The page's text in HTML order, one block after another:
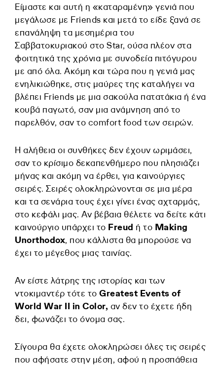
Είμαστε και αυτή η «καταραμένη» γενιά που
μεγάλωσε με Friends και μετά το είδε ξανά σε
επανάληψη τα μεσημέρια του
Σαββατοκυριακού στο Star, ούσα πλέον στα
φοιτητικά της χρόνια με συνοδεία πιτόγυρου
με από όλα. Ακόμη και τώρα που η γενιά μας
ενηλικιώθηκε, στις μαύρες της καταλήγει να
βλέπει Friends με μια σακούλα πατατάκια ή ένα
κουβά παγωτό, σαν μια ανάμνηση από το
παρελθόν, σαν το comfort food των σειρών.
Η αλήθεια οι συνθήκες δεν έχουν ωριμάσει,
σαν το κρίσιμο δεκαπενθήμερο που πλησιάζει
μήνας και ακόμη να έρθει, για καινούργιες
σειρές. Σειρές ολοκληρώνονται σε μια μέρα
και τα σενάρια τους έχει γίνει ένας αχταρμάς,
στο κεφάλι μας. Αν βέβαια θέλετε να δείτε κάτι
καινούργιο υπάρχει το Freud ή το Making
Unorthodox, που κάλλιστα θα μπορούσε να
έχει το μέγεθος μιας ταινίας.
Αν είστε λάτρης της ιστορίας και των
ντοκιμαντέρ τότε τοGreatest Events of
World War IΙ in Color, αν δεν το έχετε ήδη
δει, φωνάζει το όνομα σας.
Σίγουρα θα έχετε ολοκληρώσει όλες τις σειρές
που αφήσατε στην μέση, αφού η προσπάθεια